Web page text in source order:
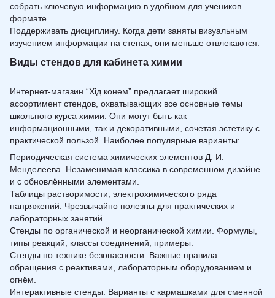
собрать ключевую информацию в удобном для учеников
формате.
Поддерживать дисциплину. Когда дети заняты визуальным
изучением информации на стенах, они меньше отвлекаются.
Виды стендов для кабинета химии
Интернет-магазин “Хід конем” предлагает широкий
ассортимент стендов, охватывающих все основные темы
школьного курса химии. Они могут быть как
информационными, так и декоративными, сочетая эстетику с
практической пользой. Наиболее популярные варианты:
Периодическая система химических элементов Д. И.
Менделеева. Незаменимая классика в современном дизайне
и с обновлёнными элементами.
Таблицы растворимости, электрохимического ряда
напряжений. Чрезвычайно полезны для практических и
лабораторных занятий.
Стенды по органической и неорганической химии. Формулы,
типы реакций, классы соединений, примеры.
Стенды по технике безопасности. Важные правила
обращения с реактивами, лабораторным оборудованием и
огнём.
Интерактивные стенды. Варианты с кармашками для сменной